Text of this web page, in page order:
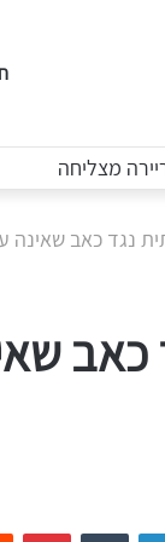
מצליחה
נגד כאב שאינה
כאב
LinkedIn
Tumblr